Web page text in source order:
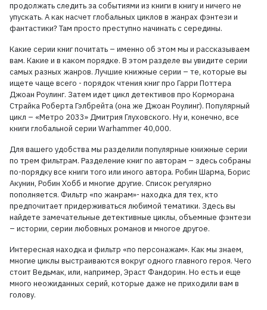
продолжать следить за событиями из книги в книгу и ничего не
упускать. А как насчет глобальных циклов в жанрах фэнтези и
фантастики? Там просто преступно начинать с середины.
Какие серии книг почитать – именно об этом мы и рассказываем
вам. Какие и в каком порядке. В этом разделе вы увидите серии
самых разных жанров. Лучшие книжные серии – те, которые вы
ищете чаще всего - порядок чтения книг про Гарри Поттера
Джоан Роулинг. Затем идет цикл детективов про Корморана
Страйка Роберта Гэлбрейта (она же Джоан Роулинг). Популярный
цикл – «Метро 2033» Дмитрия Глуховского. Ну и, конечно, все
книги глобальной серии Warhammer 40,000.
Для вашего удобства мы разделили популярные книжные серии
по трем фильтрам. Разделение книг по авторам – здесь собраны
по-порядку все книги того или иного автора. Робин Шарма, Борис
Акунин, Робин Хобб и многие другие. Список регулярно
пополняется. Фильтр «по жанрам»- находка для тех, кто
предпочитает придерживаться любимой тематики. Здесь вы
найдете замечательные детективные циклы, объемные фэнтези
– истории, серии любовных романов и многое другое.
Интересная находка и фильтр «по персонажам». Как мы знаем,
многие циклы выстраиваются вокруг одного главного героя. Чего
стоит Ведьмак, или, например, Эраст Фандорин. Но есть и еще
много неожиданных серий, которые даже не приходили вам в
голову.